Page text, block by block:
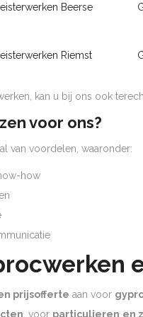
Beerse
Riemst
kan u bij ons ook
voor ons?
van voordelen, waaronder:
how
prijsofferte aan voor
, voor particulieren en